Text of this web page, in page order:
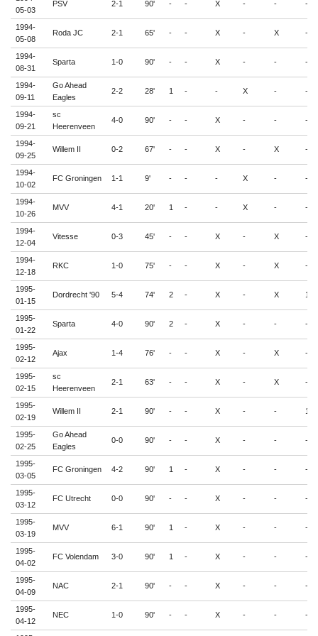
05-03
PSV 2-1 90' - - X - - -
1994-
05-08
Roda JC 2-1 65' - - X - X -
1994-
08-31
Sparta 1-0 90' - - X - - -
1994-
09-11
Go Ahead
Eagles
2-2 28' 1 - - X - -
1994-
09-21
sc
Heerenveen
4-0 90' - - X - - -
1994-
09-25
Willem II 0-2 67' - - X - X -
1994-
10-02
FC Groningen 1-1 9' - - - X - -
1994-
10-26
MVV 4-1 20' 1 - - X - -
1994-
12-04
Vitesse 0-3 45' - - X - X -
1994-
12-18
RKC 1-0 75' - - X - X -
1995-
01-15
Dordrecht '90 5-4 74' 2 - X - X 1
1995-
01-22
Sparta 4-0 90' 2 - X - - -
1995-
02-12
Ajax 1-4 76' - - X - X -
1995-
02-15
sc
Heerenveen
2-1 63' - - X - X -
1995-
02-19
Willem II 2-1 90' - - X - - 1
1995-
02-25
Go Ahead
Eagles
0-0 90' - - X - - -
1995-
03-05
FC Groningen 4-2 90' 1 - X - - -
1995-
03-12
FC Utrecht 0-0 90' - - X - - -
1995-
03-19
MVV 6-1 90' 1 - X - - -
1995-
04-02
FC Volendam 3-0 90' 1 - X - - -
1995-
04-09
NAC 2-1 90' - - X - - -
1995-
04-12
NEC 1-0 90' - - X - - -